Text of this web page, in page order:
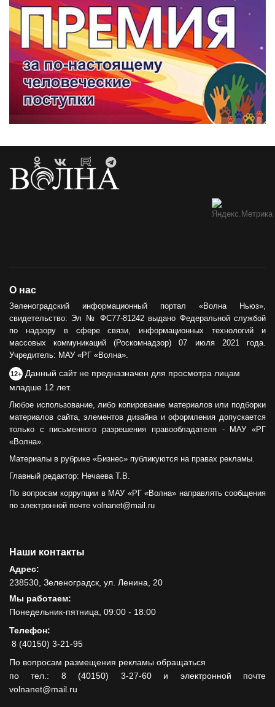
О нас
Зеленоградский информационный портал «Волна Ньюз»,
свидетельство: Эл № ФС77-81242 выдано Федеральной службой
по надзору в сфере связи, информационных технологий и
массовых коммуникаций (Роскомнадзор) 07 июля 2021 года.
Учредитель: МАУ «РГ «Волна».
12+ Данный сайт не предназначен для просмотра лицам
младше 12 лет.
Любое использование, либо копирование материалов или подборки
материалов сайта, элементов дизайна и оформления допускается
только с письменного разрешения правообладателя - МАУ «РГ
«Волна».
Материалы в рубрике «Бизнес» публикуются на правах рекламы.
Главный редактор: Нечаева Т.В.
По вопросам коррупции в МАУ «РГ «Волна» направлять сообщения
по электронной почте volnanet@mail.ru
Наши контакты
Адрес:
238530, Зеленоградск, ул. Ленина, 20
Мы работаем:
Понедельник-пятница, 09:00 - 18:00
Телефон:
8 (40150) 3-21-95
По вопросам размещения рекламы обращаться
по тел.: 8 (40150) 3-27-60 и электронной почте
volnanet@mail.ru